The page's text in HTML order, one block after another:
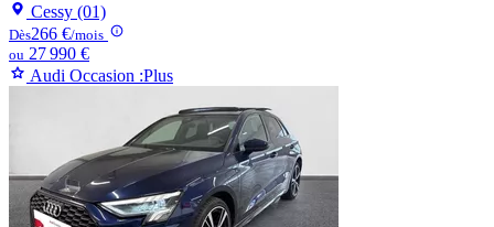
Cessy (01)
Dès266 €/mois
ou 27 990 €
Audi Occasion :Plus